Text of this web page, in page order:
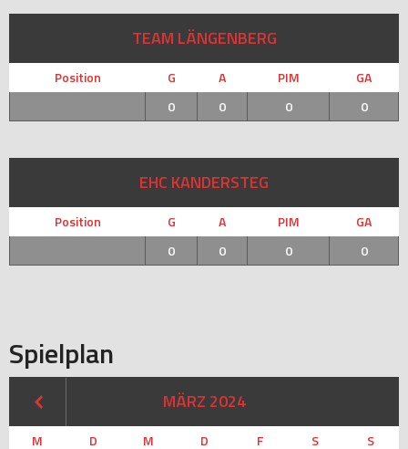
TEAM LÄNGENBERG
Position G A PIM
GA
0
0 0 0
EHC KANDERSTEG
Position G A PIM
GA
0
0 0 0
Spielplan
MÄRZ 2024
M D M D F S
S